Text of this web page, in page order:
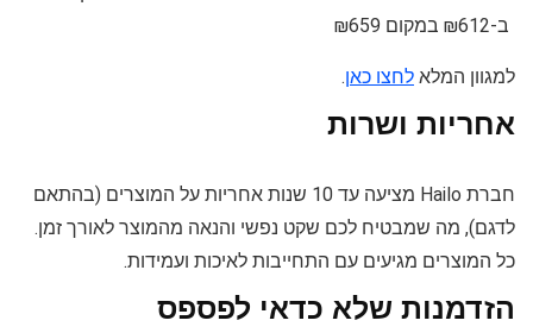
ב-₪612 במקום ₪659
למגוון המלא לחצו כאן.
אחריות ושרות
חברת Hailo מציעה עד 10 שנות אחריות על המוצרים (בהתאם
לדגם), מה שמבטיח לכם שקט נפשי והנאה מהמוצר לאורך זמן.
כל המוצרים מגיעים עם התחייבות לאיכות ועמידות.
הזדמנות שלא כדאי לפספס